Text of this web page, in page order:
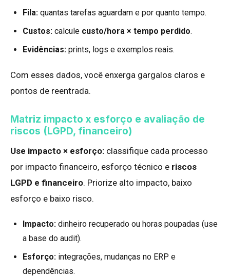
Fila: quantas tarefas aguardam e por quanto tempo.
Custos: calcule custo/hora × tempo perdido.
Evidências: prints, logs e exemplos reais.
Com esses dados, você enxerga gargalos claros e
pontos de reentrada.
Matriz impacto x esforço e avaliação de
riscos (LGPD, financeiro)
Use impacto × esforço: classifique cada processo
por impacto financeiro, esforço técnico e riscos
LGPD e financeiro. Priorize alto impacto, baixo
esforço e baixo risco.
Impacto: dinheiro recuperado ou horas poupadas (use
a base do audit).
Esforço: integrações, mudanças no ERP e
dependências.